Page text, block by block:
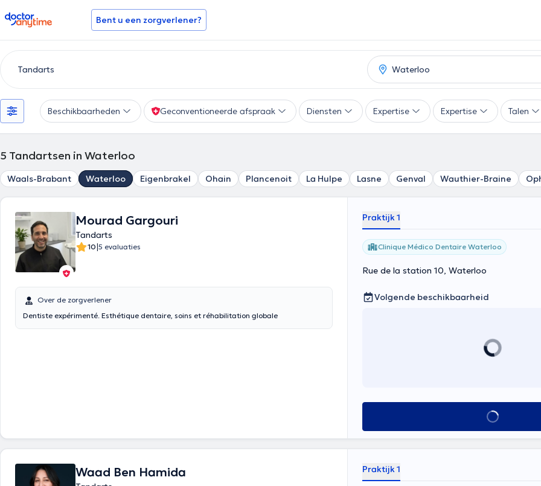
doctoranytime Bent u een zorgverlener?
Beschikbaarheden Geconventioneerde afspraak Diensten Expertise Expertise Talen
5 Tandartsen in Waterloo
Waals-Brabant Waterloo Eigenbrakel Ohain Plancenoit La Hulpe Lasne Genval Wauthier-Braine
Mourad Gargouri
Tandarts
10|5 evaluaties
Over de zorgverlener
Dentiste expérimenté. Esthétique dentaire, soins et réhabilitation globale
Praktijk 1
Clinique Médico Dentaire Waterloo
Rue de la station 10, Waterloo
Volgende beschikbaarheid
Alles zien
Waad Ben Hamida Praktijk 1